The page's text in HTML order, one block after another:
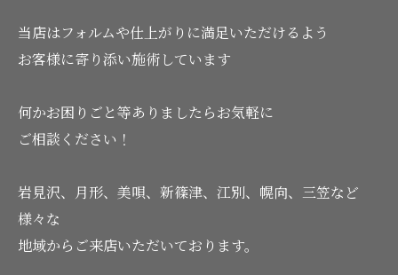
当店はフォルムや仕上がりに満足いただけるよう
お客様に寄り添い施術しています
何かお困りごと等ありましたらお気軽に
ご相談ください！
岩見沢、月形、美唄、新篠津、江別、幌向、三笠など
様々な
地域からご来店いただいております。